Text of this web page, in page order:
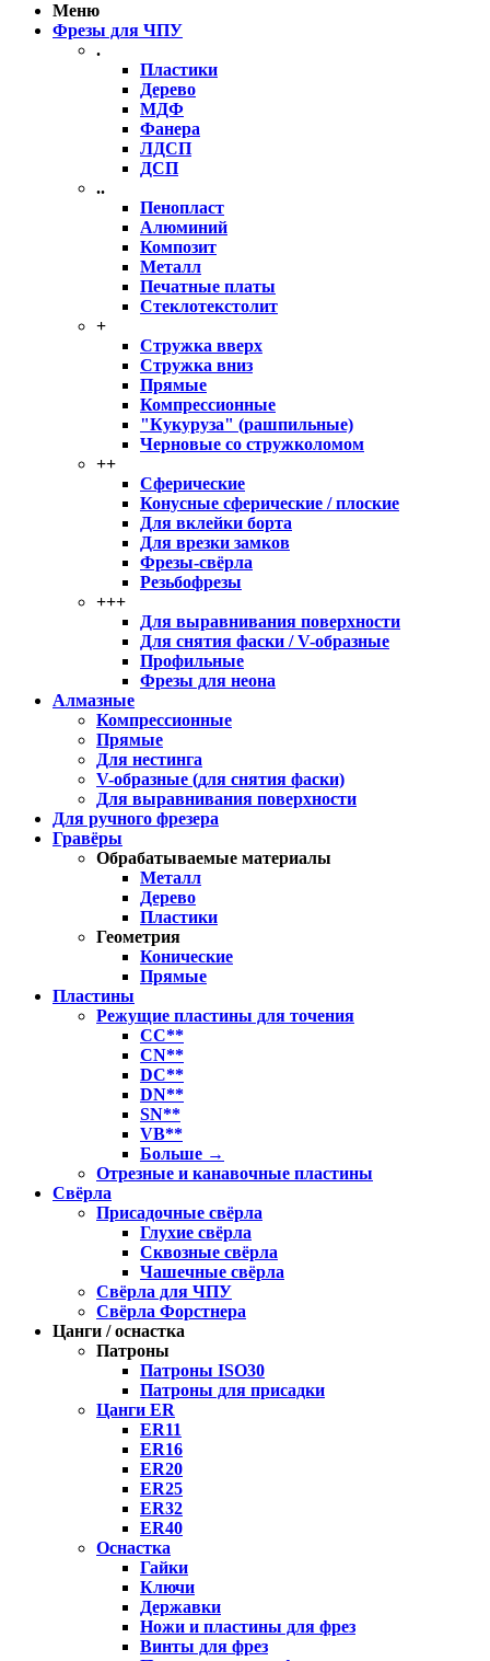
Меню
Фрезы для ЧПУ
.
Пластики
Дерево
МДФ
Фанера
ЛДСП
ДСП
..
Пенопласт
Алюминий
Композит
Металл
Печатные платы
Стеклотекстолит
+
Стружка вверх
Стружка вниз
Прямые
Компрессионные
"Кукуруза" (рашпильные)
Черновые со стружколомом
++
Сферические
Конусные сферические / плоские
Для вклейки борта
Для врезки замков
Фрезы-свёрла
Резьбофрезы
+++
Для выравнивания поверхности
Для снятия фаски / V-образные
Профильные
Фрезы для неона
Алмазные
Компрессионные
Прямые
Для нестинга
V-образные (для снятия фаски)
Для выравнивания поверхности
Для ручного фрезера
Гравёры
Обрабатываемые материалы
Металл
Дерево
Пластики
Геометрия
Конические
Прямые
Пластины
Режущие пластины для точения
CC**
CN**
DC**
DN**
SN**
VB**
Больше →
Отрезные и канавочные пластины
Свёрла
Присадочные свёрла
Глухие свёрла
Сквозные свёрла
Чашечные свёрла
Свёрла для ЧПУ
Свёрла Форстнера
Цанги / оснастка
Патроны
Патроны ISO30
Патроны для присадки
Цанги ER
ER11
ER16
ER20
ER25
ER32
ER40
Оснастка
Гайки
Ключи
Державки
Ножи и пластины для фрез
Винты для фрез